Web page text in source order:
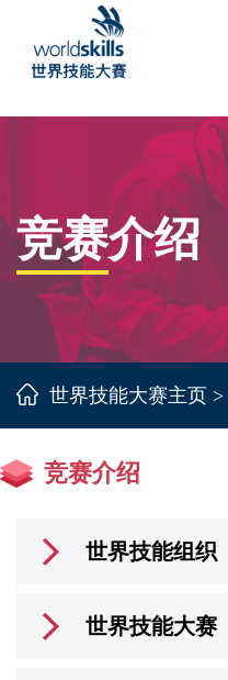
竞赛介绍
世界技能大赛主页 >
竞赛介绍
世界技能组织
世界技能大赛